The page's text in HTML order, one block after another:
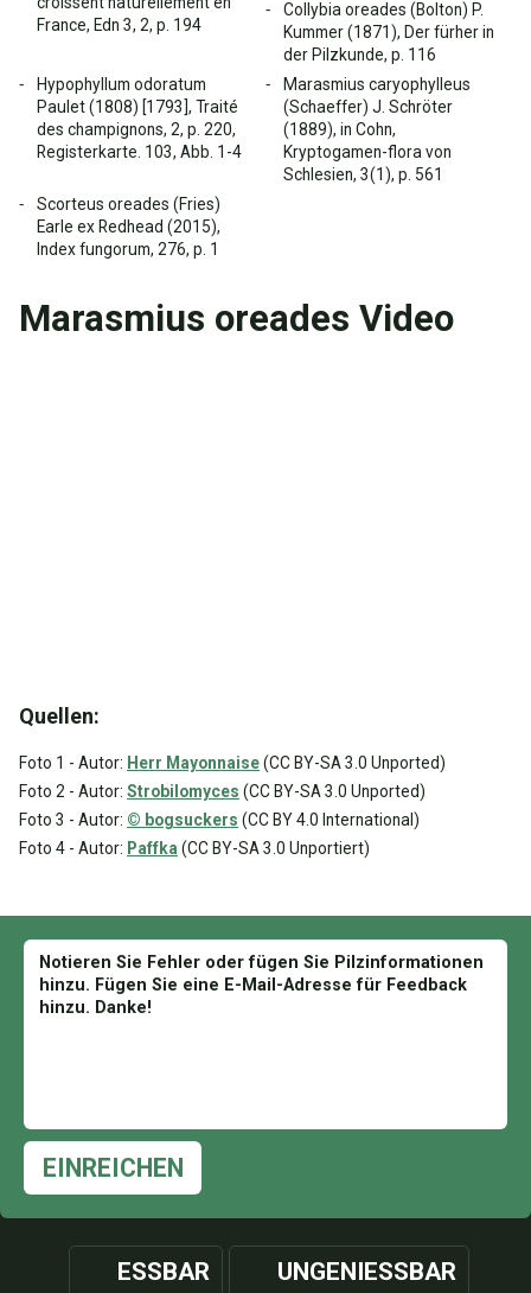
France, Edn 3, 2, p. 194
Collybia oreades (Bolton) P.
Kummer (1871), Der fürher in
der Pilzkunde, p. 116
Hypophyllum odoratum
Paulet (1808) [1793], Traité
des champignons, 2, p. 220,
Registerkarte. 103, Abb. 1-4
Marasmius caryophylleus
(Schaeffer) J. Schröter
(1889), in Cohn,
Kryptogamen-flora von
Schlesien, 3(1), p. 561
Scorteus oreades (Fries)
Earle ex Redhead (2015),
Index fungorum, 276, p. 1
Marasmius oreades Video
Quellen:
Foto 1 - Autor: Herr Mayonnaise(CC BY-SA 3.0 Unported)
Foto 2 - Autor: Strobilomyces (CC BY-SA 3.0 Unported)
Foto 3 - Autor: © bogsuckers (CC BY 4.0 International)
Foto 4 - Autor: Paffka (CC BY-SA 3.0 Unportiert)
EINREICHEN
ESSBAR UNGENIESSBAR